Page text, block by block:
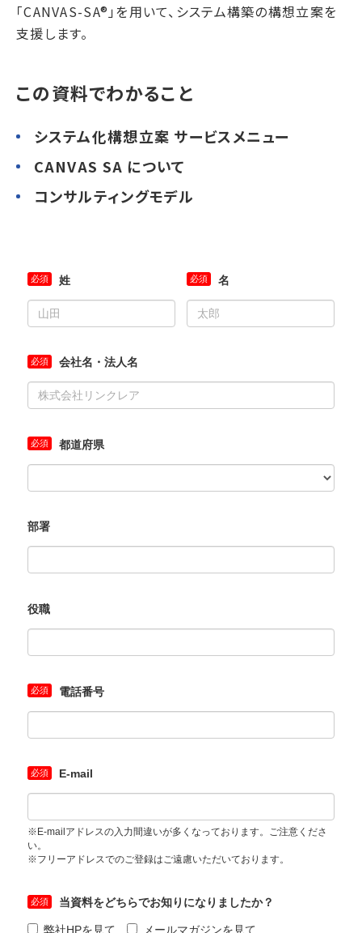
「CANVAS-SA®」を用いて、システム構築の構想立案を
支援します。
この資料でわかること
システム化構想立案 サービスメニュー
CANVAS SA について
コンサルティングモデル